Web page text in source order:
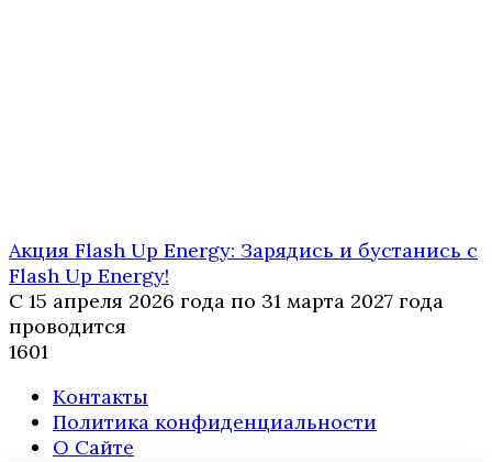
Акция Flash Up Energy: Зарядись и бустанись с
Flash Up Energy!
С 15 апреля 2026 года по 31 марта 2027 года
проводится
1601
Контакты
Политика конфиденциальности
О Сайте